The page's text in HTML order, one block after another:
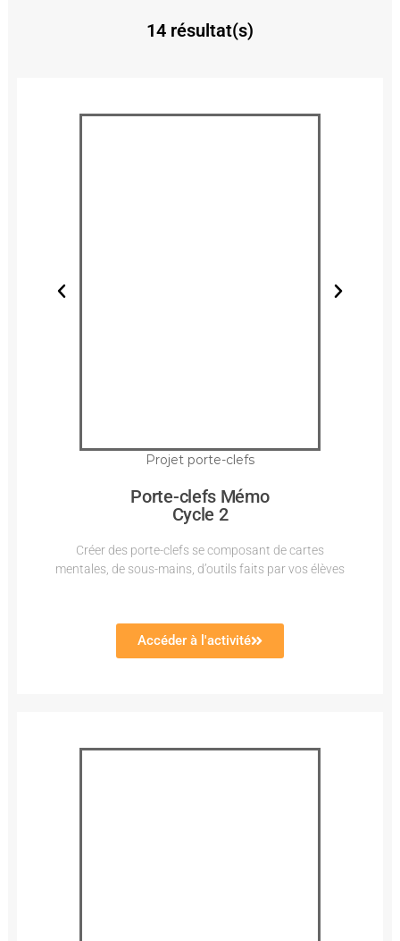
14 résultat(s)
Projet porte-clefs
Porte-clefs Mémo
Cycle 2
Créer des porte-clefs se composant de cartes
mentales, de sous-mains, d’outils faits par vos élèves
Accéder à l'activité